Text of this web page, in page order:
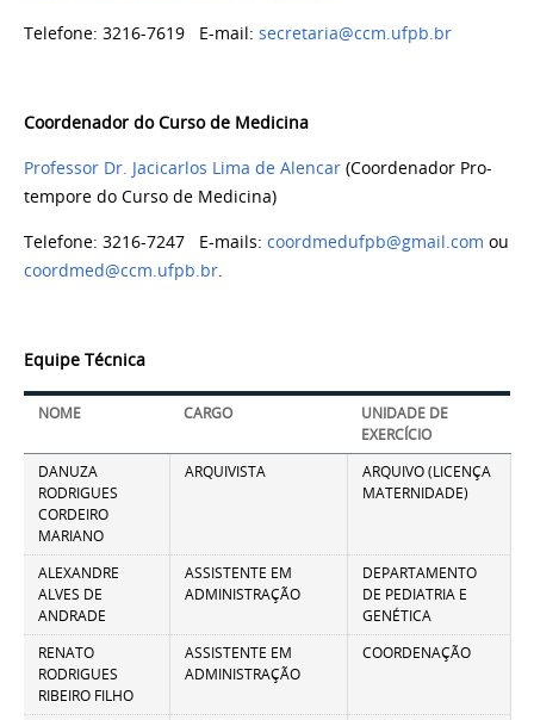
Telefone: 3216-7619 E-mail: secretaria@ccm.ufpb.br
Coordenador do Curso de Medicina
Professor Dr. Jacicarlos Lima de Alencar (Coordenador Pro-
tempore do Curso de Medicina)
Telefone: 3216-7247 E-mails: coordmedufpb@gmail.com ou
coordmed@ccm.ufpb.br
Equipe Técnica
NOME CARGO
UNIDADE DE
EXERCÍCIO
DANUZA
RODRIGUES
CORDEIRO
MARIANO
ARQUIVISTA
ARQUIVO (LICENÇA
MATERNIDADE)
ALEXANDRE
ALVES DE
ANDRADE
ASSISTENTE EM
ADMINISTRAÇÃO
DEPARTAMENTO
DE PEDIATRIA E
GENÉTICA
RENATO
RODRIGUES
RIBEIRO FILHO
ASSISTENTE EM
ADMINISTRAÇÃO
COORDENAÇÃO